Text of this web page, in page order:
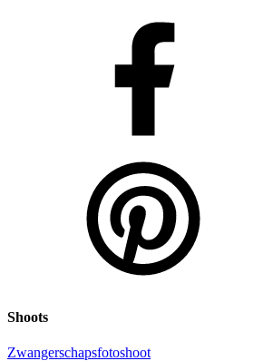
Shoots
Zwangerschapsfotoshoot